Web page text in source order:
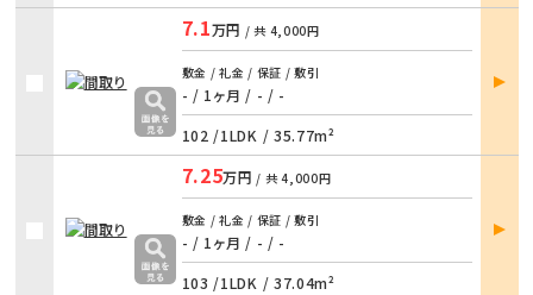
7.1万円 / 共 4,000円
敷金 / 礼金 / 保証 / 敷引
- / 1ヶ月 / - / -
102 /1LDK / 35.77m²
部屋
詳細
7.25万円 / 共4,000円
敷金 / 礼金 / 保証 / 敷引
- / 1ヶ月 / - / -
103 /1LDK / 37.04m²
部屋
詳細